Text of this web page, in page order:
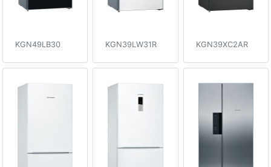
KGN49LB30 KGN39LW31R KGN39XC2AR